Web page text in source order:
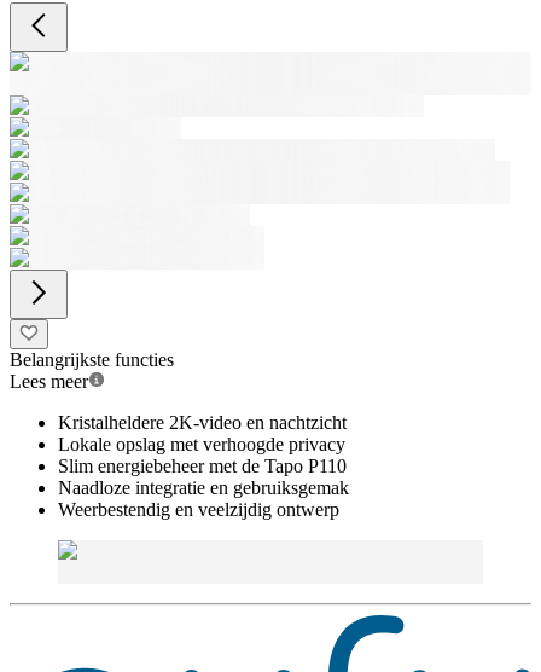
Belangrijkste functies
Lees meer
Kristalheldere 2K-video en nachtzicht
Lokale opslag met verhoogde privacy
Slim energiebeheer met de Tapo P110
Naadloze integratie en gebruiksgemak
Weerbestendig en veelzijdig ontwerp